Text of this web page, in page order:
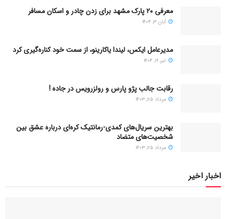
مطالعه صبحگاهی را به روتین خود اضافه کنید.
بدن ما سرمایه اصلی ماست. بدون داشتن جسمی سالم، رسیدن به
چرا ورزش عادت ضروری است؟
کاهش استرس و اضطراب
معرفی ۲۰ پارک مشهد برای زدن چادر و اسکان مسافر
آبان ۳, ۱۴۰۴
مدیرعامل ایکس، لیندا یاکارینو، از سمت خود کناره‌گیری کرد
تیر ۱۹, ۱۴۰۴
رقابت جالب پژو پارس و رولزرویس در جاده !
مرداد ۲۵, ۱۴۰۳
بهترین سریال‌های کمدی-رمانتیک کره‌ای دربارۀ عشق بین
شخصیت‌های متضاد
مرداد ۲۵, ۱۴۰۳
اخبار اخیر